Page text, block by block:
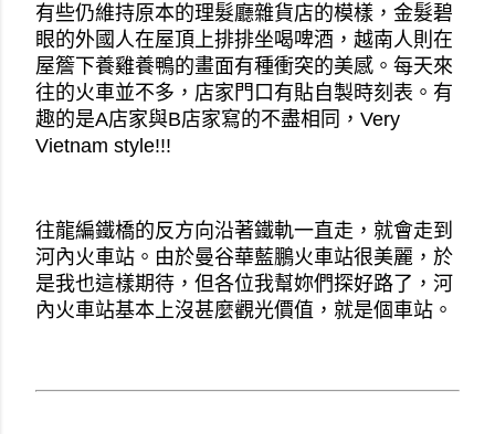
有些仍維持原本的理髮廳雜貨店的模樣，金髮碧
眼的外國人在屋頂上排排坐喝啤酒，越南人則在
屋簷下養雞養鴨的畫面有種衝突的美感。每天來
往的火車並不多，店家門口有貼自製時刻表。有
趣的是A店家與B店家寫的不盡相同，Very
Vietnam style!!!
往龍編鐵橋的反方向沿著鐵軌一直走，就會走到
河內火車站。由於曼谷華藍鵬火車站很美麗，於
是我也這樣期待，但各位我幫妳們探好路了，河
內火車站基本上沒甚麼觀光價值，就是個車站。